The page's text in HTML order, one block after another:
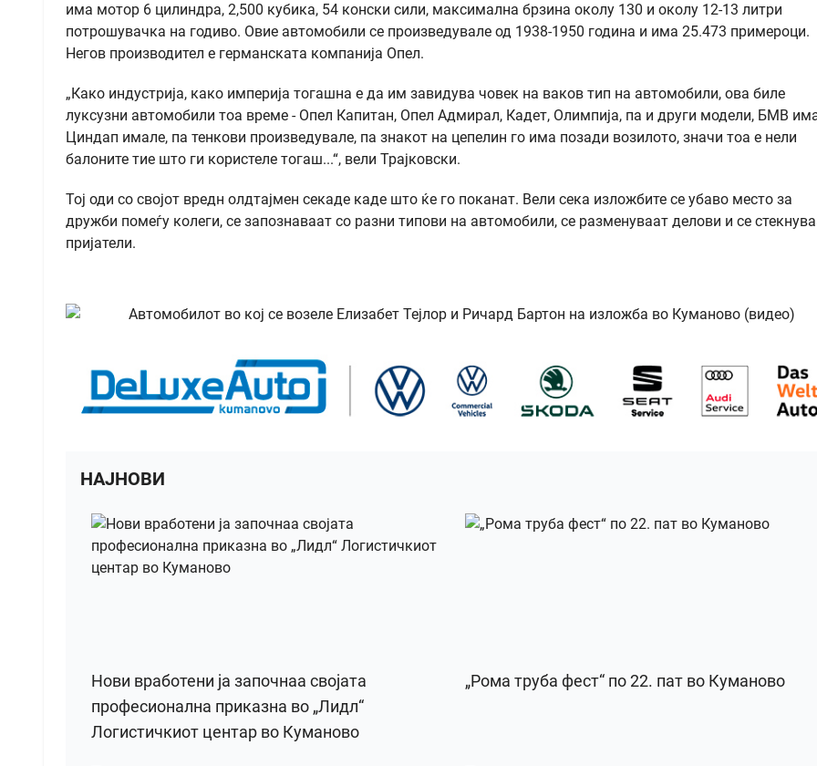
има мотор 6 цилиндра, 2,500 кубика, 54 конски сили, максимална брзина околу 130 и околу 12-13 литри
потрошувачка на годиво. Овие автомобили се произведувале од 1938-1950 година и има 25.473 примероци.
Негов производител е германската компанија Опел.
„Како индустрија, како империја тогашна е да им завидува човек на ваков тип на автомобили, ова биле
луксузни автомобили тоа време - Опел Капитан, Опел Адмирал, Кадет, Олимпија, па и други модели, БМВ
Циндап имале, па тенкови произведувале, па знакот на цепелин го има позади возилото, значи тоа е нели
балоните тие што ги користеле тогаш...“, вели Трајковски.
Тој оди со својот вредн олдтајмен секаде каде што ќе го поканат. Вели сека изложбите се убаво место за
дружби помеѓу колеги, се запознаваат со разни типови на автомобили, се разменуваат делови и се
пријатели.
НАЈНОВИ
Нови вработени ја започнаа својата
професионална приказна во „Лидл“
Логистичкиот центар во Куманово
„Рома труба фест“ по 22. пат во Куманово